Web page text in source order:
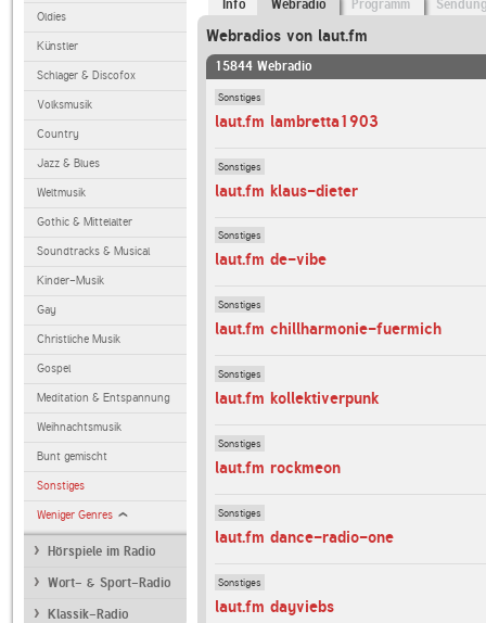
Oldies
Künstler
Schlager & Discofox
Volksmusik
Country
Jazz & Blues
Weltmusik
Gothic & Mittelalter
Soundtracks & Musical
Kinder-Musik
Gay
Christliche Musik
Gospel
Meditation & Entspannung
Weihnachtsmusik
Bunt gemischt
Sonstiges
Weniger Genres
Hörspiele im Radio
Wort- & Sport-Radio
Klassik-Radio
Info Webradio Programm
Webradios von laut.fm
15844 Webradio
Sonstiges
laut.fm lambretta1903
Sonstiges
laut.fm klaus-dieter
Sonstiges
laut.fm de-vibe
Sonstiges
laut.fm chillharmonie-fuermich
Sonstiges
laut.fm kollektiverpunk
Sonstiges
laut.fm rockmeon
Sonstiges
laut.fm dance-radio-one
Sonstiges
laut.fm dayviebs